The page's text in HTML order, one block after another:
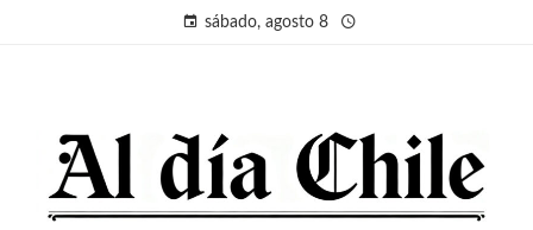
sábado, agosto 8